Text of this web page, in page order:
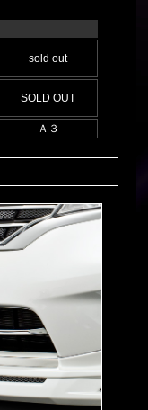
sold out
SOLD OUT
Ａ３